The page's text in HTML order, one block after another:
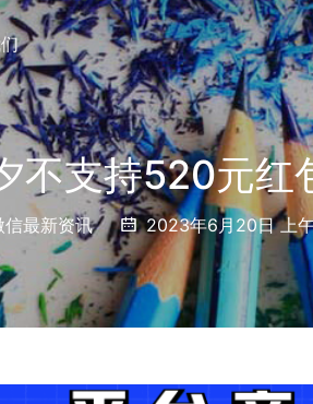
不支持520元红
信最新资讯 2023年6月20日 上